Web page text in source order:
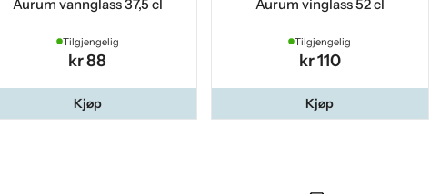
Aurum vannglass 37,5 cl
Tilgjengelig
kr 88
Kjøp
Aurum vinglass 52 cl
Tilgjengelig
kr 110
Kjøp